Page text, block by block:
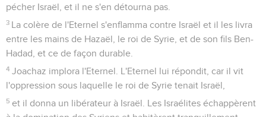
pécher Israël, et il ne s'en détourna pas.
3 La colère de l'Eternel s'enflamma contre Israël et il les livra
entre les mains de Hazaël, le roi de Syrie, et de son fils Ben-
Hadad, et ce de façon durable.
4 Joachaz implora l'Eternel. L'Eternel lui répondit, car il vit
l'oppression sous laquelle le roi de Syrie tenait Israël,
5 et il donna un libérateur à Israël. Les Israélites échappèrent